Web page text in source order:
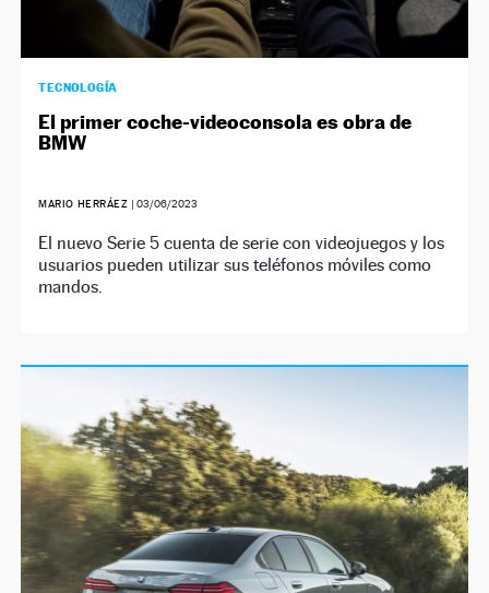
TECNOLOGÍA
El primer coche-videoconsola es obra de
BMW
MARIO HERRÁEZ | 03/06/2023
El nuevo Serie 5 cuenta de serie con videojuegos y los
usuarios pueden utilizar sus teléfonos móviles como
mandos.